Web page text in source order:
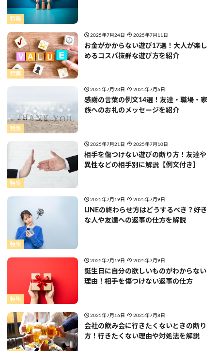
特集
特集
2025年7月24日 2025年7月11日
お金がかからない遊び17選！大人が楽し
めるコスパ抜群な遊び方を紹介
特集
2025年7月23日 2025年7月6日
感謝の言葉の例文14選！友達・職場・家
族へのお礼のメッセージを紹介
特集
2025年7月21日 2025年7月10日
相手を傷つけない遊びの断り方！友達や
異性などの相手別に解説【例文付き】
特集
2025年7月19日 2025年7月9日
LINEの終わらせ方はどうするべき？好き
な人や友達への返事の仕方を解説
特集
2025年7月19日 2025年7月9日
誕生日に自分の欲しいものがわからない
理由！相手を傷つけない返事の仕方
2025年7月16日 2025年7月8日
会社の飲み会に行きたくないときの断り
方！行きたくない理由や対処法を解説